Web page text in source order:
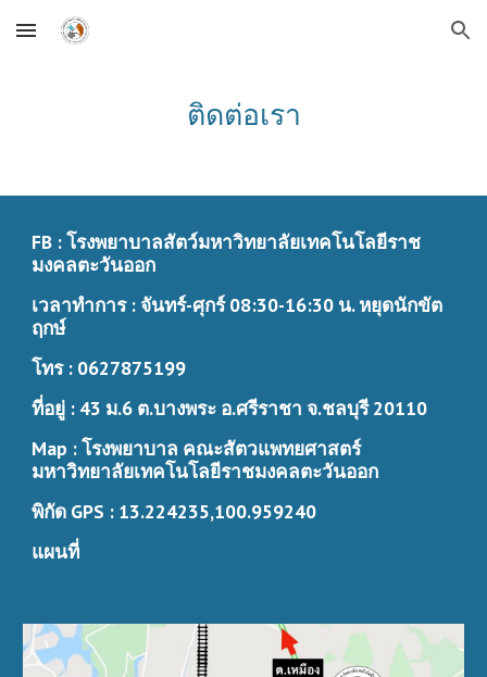
Skip to main content Skip to navigation
ติดต่อเรา
FB : โรงพยาบาลสัตว์มหาวิทยาลัยเทคโนโลยีราช
มงคลตะวันออก
เวลาทำการ : จันทร์-ศุกร์ 08:30-16:30 น. หยุดนักขัต
ฤกษ์
โทร : 0627875199
ที่อยู่ : 43 ม.6 ต.บางพระ อ.ศรีราชา จ.ชลบุรี 20110
Map : โรงพยาบาล คณะสัตวแพทยศาสตร์
มหาวิทยาลัยเทคโนโลยีราชมงคลตะวันออก
พิกัด GPS : 13.224235,100.959240
แผนที่